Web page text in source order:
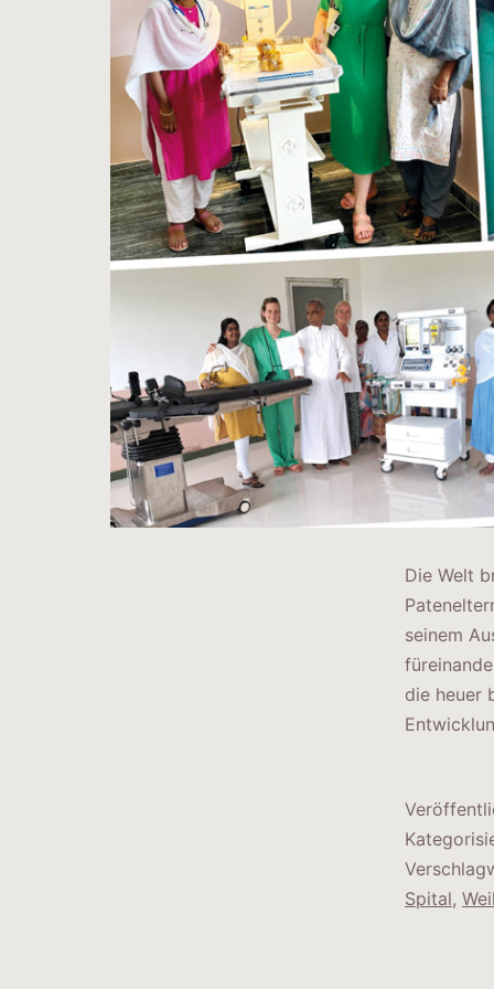
Die Welt
seinem
die heuer
Spital,